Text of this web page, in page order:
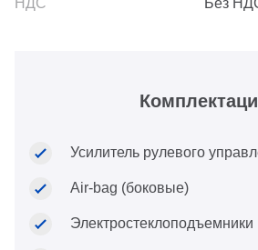
Без
Усилитель рулевого
Air-bag (боковые)
Электростеклоподъемники